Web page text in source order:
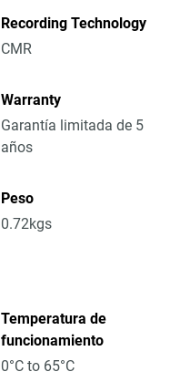
Recording Technology
CMR
Warranty
Garantía limitada de 5
años
Peso
0.72kgs
Temperatura de
funcionamiento
0°C to 65°C